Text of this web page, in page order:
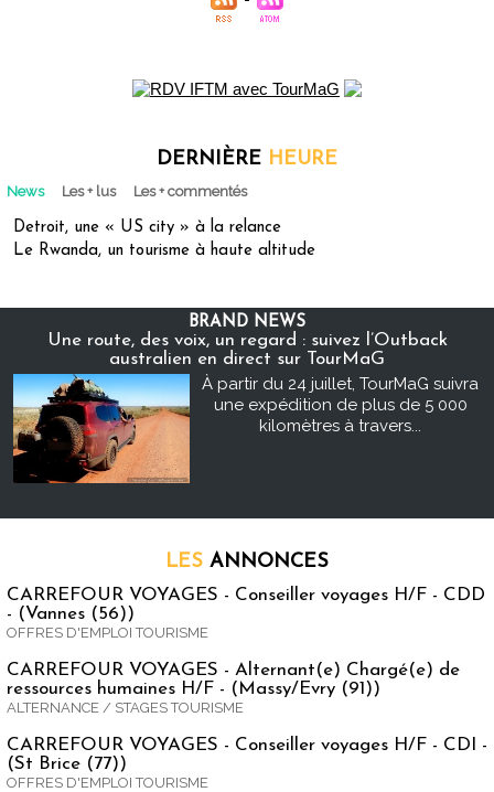
DERNIÈRE HEURE
News Les + lus Les + commentés
Detroit, une « US city » à la relance
Le Rwanda, un tourisme à haute altitude
BRAND NEWS
Une route, des voix, un regard : suivez l’Outback
australien en direct sur TourMaG
À partir du 24 juillet, TourMaG suivra
une expédition de plus de 5 000
kilomètres à travers...
LES ANNONCES
CARREFOUR VOYAGES - Conseiller voyages H/F - CDD
- (Vannes (56))
OFFRES D'EMPLOI TOURISME
CARREFOUR VOYAGES - Alternant(e) Chargé(e) de
ressources humaines H/F - (Massy/Evry (91))
ALTERNANCE / STAGES TOURISME
CARREFOUR VOYAGES - Conseiller voyages H/F - CDI -
(St Brice (77))
OFFRES D'EMPLOI TOURISME